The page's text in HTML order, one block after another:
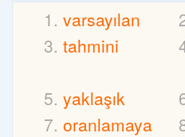
varsayılan
tahmini
yaklaşık
oranlamaya